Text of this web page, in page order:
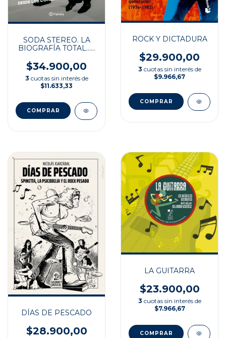
SODA STEREO. LA
BIOGRAFÍA TOTAL...Y
$34.900,00
3 cuotas sin interés de
$11.633,33
ROCK Y DICTADURA
$29.900,00
3 cuotas sin interés de
$9.966,67
DÍAS DE PESCADO
$28.900,00
LA GUITARRA
$23.900,00
3 cuotas sin interés de
$7.966,67